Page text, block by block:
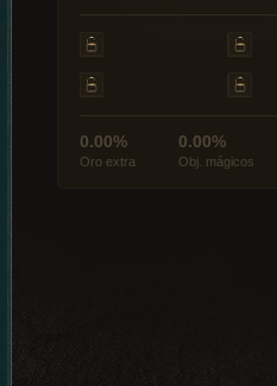
0.00%
Oro extra
0.00%
Obj. mágicos